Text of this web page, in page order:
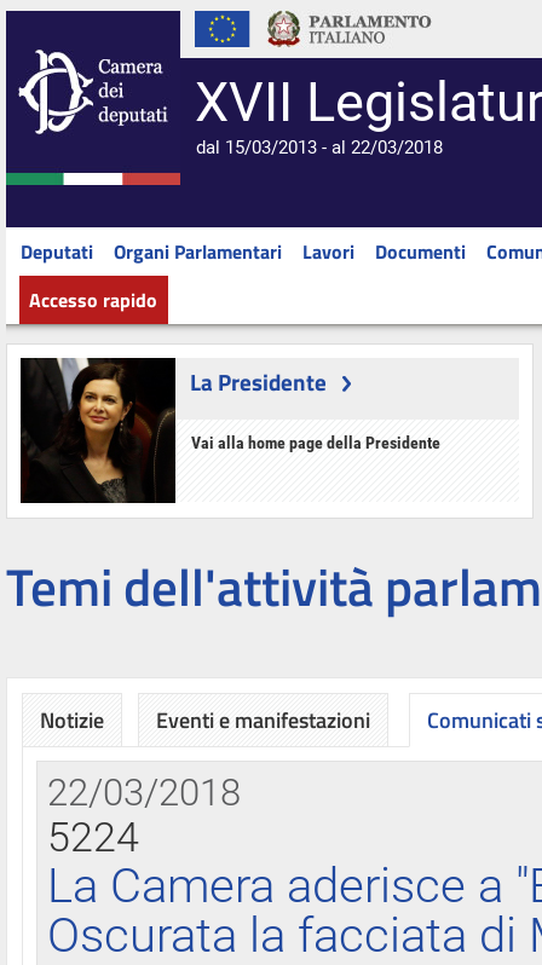
XVII
dal 15/03/2013 - al 22/03/2018
Deputati Organi Parlamentari Lavori Documenti
Accesso rapido
La Presidente
Vai alla home page della Presidente
Temi dell'attività
Notizie Eventi e manifestazioni Comunicati
22/03/2018
5224
La Camera aderisce a
Oscurata la facciata di